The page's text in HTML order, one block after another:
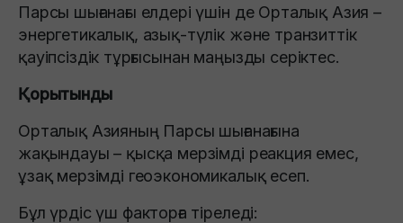
Парсы шығанағы елдері үшін де Орталық Азия –
энергетикалық, азық-түлік және транзиттік
қауіпсіздік тұрғысынан маңызды серіктес.
Қорытынды
Орталық Азияның Парсы шығанағына
жақындауы – қысқа мерзімді реакция емес,
ұзақ мерзімді геоэкономикалық есеп.
Бұл үрдіс үш факторға тіреледі: